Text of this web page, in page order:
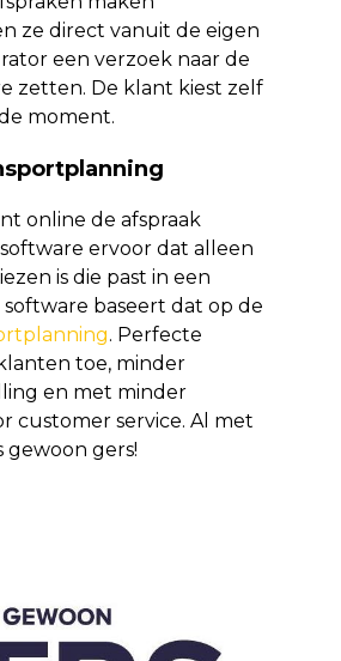
ze direct vanuit de eigen
een verzoek naar de
zetten. De klant kiest zelf
moment.
online de afspraak
ervoor dat alleen
is die past in een
baseert dat op de
. Perfecte
toe, minder
en met minder
customer service. Al met
gewoon gers!